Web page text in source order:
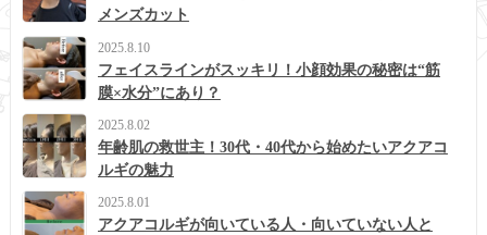
メンズカット
2025.8.10
フェイスラインがスッキリ！小顔効果の秘密は“筋
膜×水分”にあり？
2025.8.02
年齢肌の救世主！30代・40代から始めたいアクアコ
ルギの魅力
2025.8.01
アクアコルギが向いている人・向いていない人と